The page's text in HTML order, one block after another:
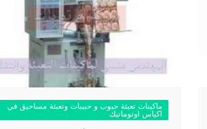
ماكينات تعبئة حبوب و حبيبات وتعبئة مساحيق في
اكياس اوتوماتيك